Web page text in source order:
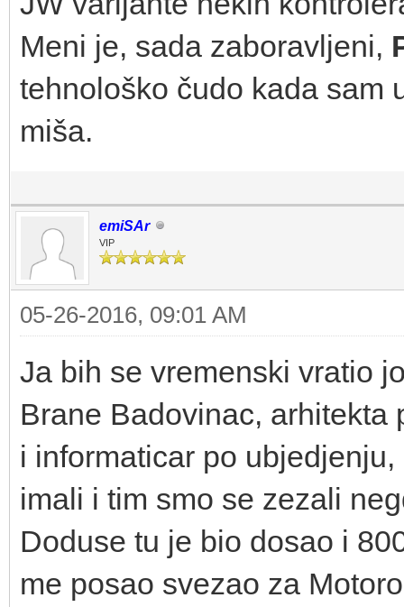
Meni je, sada zaboravljeni,
tehnološko čudo kada sam
miša.
emiSAr
VIP
05-26-2016, 09:01 AM
Ja bih se vremenski vratio
Brane Badovinac, arhitekta
i informaticar po
imali i tim smo se zezali
Doduse tu je bio dosao i
me posao svezao za